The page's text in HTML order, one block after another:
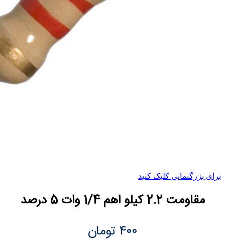
برای بزرگنمایی کلیک کنید
مقاومت 2.2 کیلو اهم 1/4 وات 5 درصد
۴۰۰ تومان